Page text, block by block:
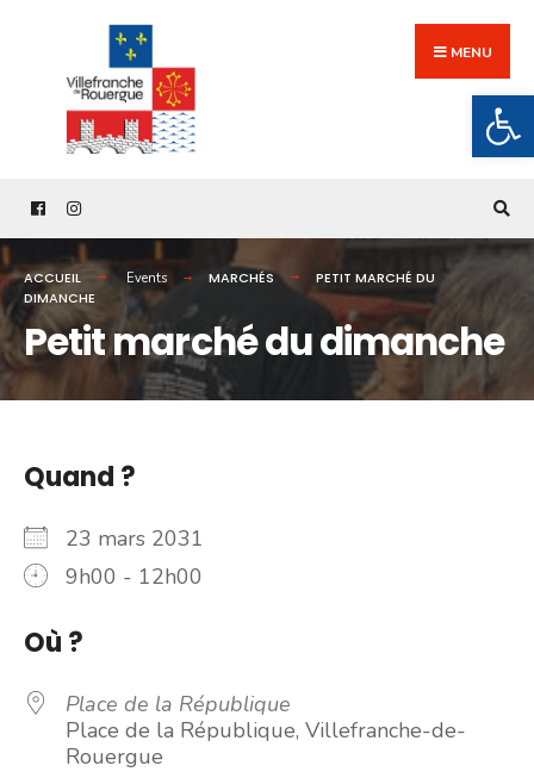
content
MENU
ACCUEIL Events MARCHÉS
PETIT MARCHÉ DU
DIMANCHE
Petit marché du dimanche
Quand ?
23 mars 2031
9h00 - 12h00
Où ?
Place de la République
Place de la République, Villefranche-de-
Rouergue